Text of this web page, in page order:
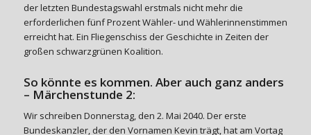
der letzten Bundestagswahl erstmals nicht mehr die
erforderlichen fünf Prozent Wähler- und Wählerinnenstimmen
erreicht hat. Ein Fliegenschiss der Geschichte in Zeiten der
großen schwarzgrünen Koalition.
So könnte es kommen. Aber auch ganz anders
– Märchenstunde 2:
Wir schreiben Donnerstag, den 2. Mai 2040. Der erste
Bundeskanzler, der den Vornamen Kevin trägt, hat am Vortag